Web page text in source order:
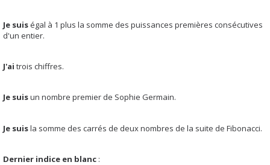
Je suis égal à 1 plus la somme des puissances premières consécutives
d'un entier.
J'ai trois chiffres.
Je suisun nombre premier de Sophie Germain.
Je suisla somme des carrés de deux nombres de la suite de Fibonacci.
Dernier indice en blanc :